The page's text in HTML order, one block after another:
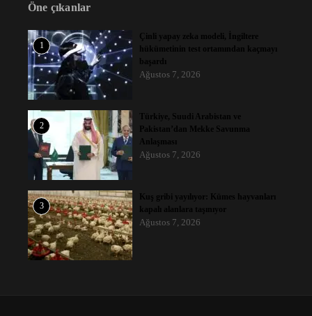
Öne çıkanlar
1
Çinli yapay zeka modeli, İngiltere
hükümetinin test ortamından kaçmayı
başardı
Ağustos 7, 2026
2
Türkiye, Suudi Arabistan ve
Pakistan’dan Mekke Savunma
Anlaşması
Ağustos 7, 2026
3
Kuş gribi yayılıyor: Kümes hayvanları
kapalı alanlara taşınıyor
Ağustos 7, 2026